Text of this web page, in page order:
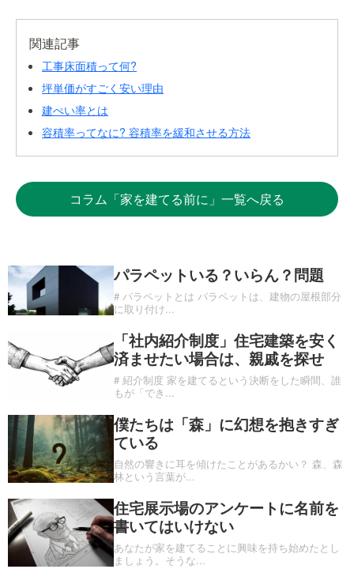
関連記事
工事床面積って何?
坪単価がすごく安い理由
建ぺい率とは
容積率ってなに? 容積率を緩和させる方法
コラム「家を建てる前に」一覧へ戻る
パラペットいる？いらん？問題
# パラペットとは パラペットは、建物の屋根部分
に取り付け...
「社内紹介制度」住宅建築を安く
済ませたい場合は、親戚を探せ
# 紹介制度 家を建てるという決断をした瞬間、誰
もが「でき ...
僕たちは「森」に幻想を抱きすぎ
ている
自然の響きに耳を傾けたことがあるかい？ 森、森
林という言葉が...
住宅展示場のアンケートに名前を
書いてはいけない
あなたが家を建てることに興味を持ち始めたとし
ましょう。そうな...